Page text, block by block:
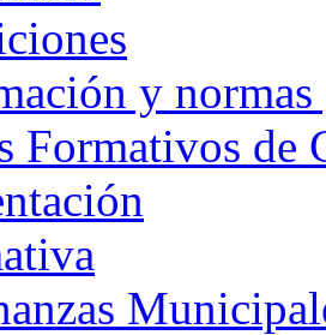
y normas
Formativos de